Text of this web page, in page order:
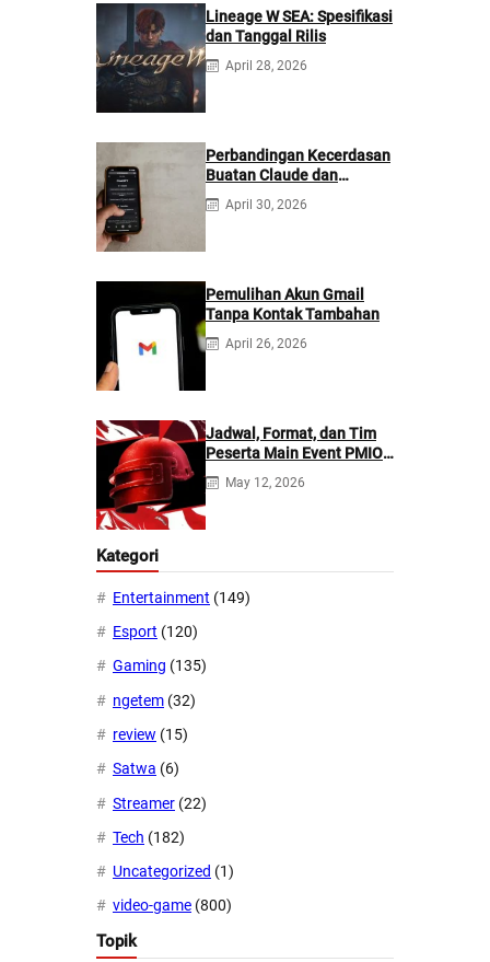
Lineage W SEA: Spesifikasi
dan Tanggal Rilis
April 28, 2026
Perbandingan Kecerdasan
Buatan Claude dan
ChatGPT: Mana yang
Lebih Baik?
April 30, 2026
Pemulihan Akun Gmail
Tanpa Kontak Tambahan
April 26, 2026
Jadwal, Format, dan Tim
Peserta Main Event PMIO
2026
May 12, 2026
Kategori
Entertainment (149)
Esport (120)
Gaming (135)
ngetem (32)
review (15)
Satwa (6)
Streamer (22)
Tech (182)
Uncategorized (1)
video-game (800)
Topik